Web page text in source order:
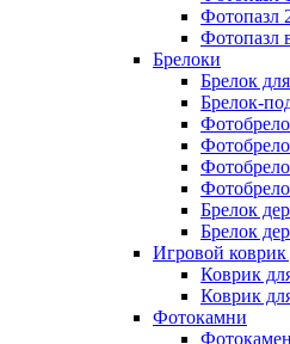
Фотопазл
Фотопазл
Брелоки
Брелок
Брелок-
Брелок
Брелок
Игровой
Коврик
Коврик
Фотокамни